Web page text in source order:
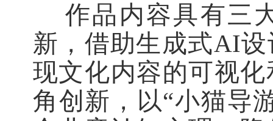
作品内容具有三
新，借助生成式AI设
现文化内容的可视
角创新，以“小猫导